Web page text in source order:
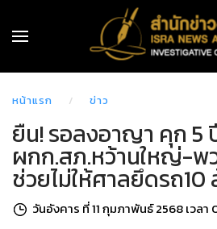
หน้าแรก ข่าว
ยืน! รอลงอาญา คุก 5
ผกก.สภ.หว้านใหญ่-พ
ช่วยไม่ให้ศาลยึดรถ10
วันอังคาร ที่ 11 กุมภาพันธ์ 2568 เวลา